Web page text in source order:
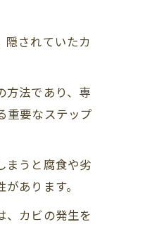
されていたカ
方法であり、専
重要なステップ
まうと腐食や劣
あります。
、カビの発生を